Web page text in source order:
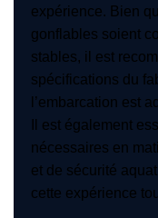
expérience. Bien
gonflables soient
stables, il est
spécifications du
l’embarcation est
Il est également
nécessaires en
et de sécurité
cette expérience